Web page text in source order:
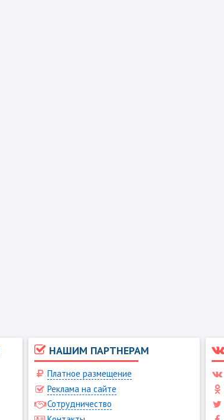
НАШИМ ПАРТНЕРАМ
Платное размещение
Реклама на сайте
Сотрудничество